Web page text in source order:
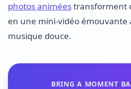
photos animéestransforment
en une mini-vidéo émouvante
musique douce.
BRING A MOMENT